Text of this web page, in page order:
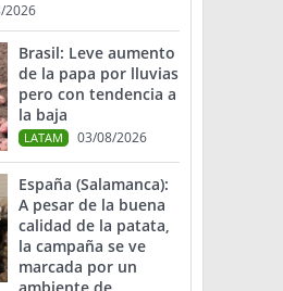
2026
Brasil: Leve aumento
de la papa por lluvias
pero con tendencia a
la baja
LATAM 03/08/2026
España (Salamanca):
A pesar de la buena
calidad de la patata,
la campaña se ve
marcada por un